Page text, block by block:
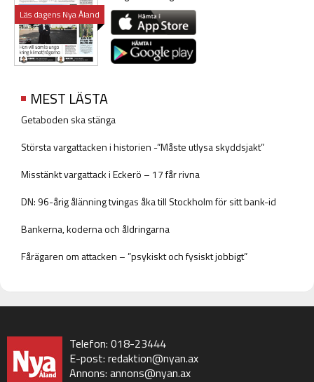
Läs dagens Nya Åland
MEST LÄSTA
Getaboden ska stänga
Största vargattacken i historien -”Måste utlysa skyddsjakt”
Misstänkt vargattack i Eckerö – 17 får rivna
DN: 96-årig ålänning tvingas åka till Stockholm för sitt bank-id
Bankerna, koderna och åldringarna
Fårägaren om attacken – ”psykiskt och fysiskt jobbigt”
Telefon: 018-23444
E-post: redaktion@nyan.ax
Annons: annons@nyan.ax